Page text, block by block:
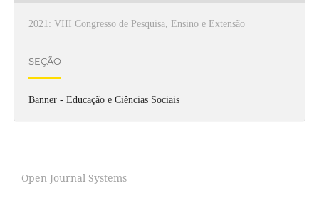
2021: VIII Congresso de Pesquisa, Ensino e Extensão
SEÇÃO
Banner - Educação e Ciências Sociais
Open Journal Systems